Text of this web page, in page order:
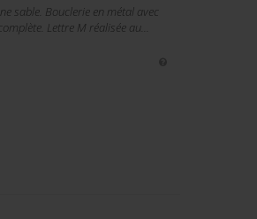
sable. Bouclerie en métal avec
Lettre M réalisée au...